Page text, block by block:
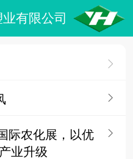
有限公司
际农化展，以优
业升级